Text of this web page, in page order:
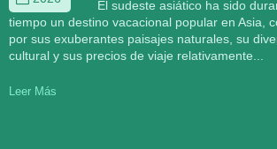
El sudeste asiático ha sido
tiempo un destino vacacional popular en Asia,
por sus exuberantes paisajes naturales, su
cultural y sus precios de viaje relativamente...
Leer Más